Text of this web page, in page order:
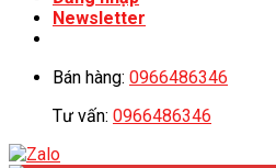
Newsletter
Bán hàng: 0966486346
Tư vấn: 0966486346